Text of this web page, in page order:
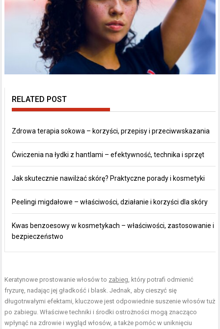
RELATED POST
Zdrowa terapia sokowa – korzyści, przepisy i przeciwwskazania
Ćwiczenia na łydki z hantlami – efektywność, technika i sprzęt
Jak skutecznie nawilżać skórę? Praktyczne porady i kosmetyki
Peelingi migdałowe – właściwości, działanie i korzyści dla skóry
Kwas benzoesowy w kosmetykach – właściwości, zastosowanie i
bezpieczeństwo
Keratynowe prostowanie włosów to zabieg , który potrafi odmienić
fryzurę, nadając jej gładkość i blask. Jednak, aby cieszyć się
długotrwałymi efektami, kluczowe jest odpowiednie suszenie włosów tuż
po zabiegu. Właściwe techniki i środki ostrożności mogą znacząco
wpłynąć na zdrowie i wygląd włosów, a także pomóc w uniknięciu